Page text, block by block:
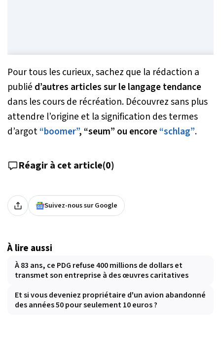
Pour tous les curieux, sachez que la rédaction a
publié d’autres articles sur le langage tendance
dans les cours de récréation. Découvrez sans plus
attendre l’origine et la signification des termes
d’argot“boomer”, “seum” ou encore“schlag”.
Réagir à cet article(0)
Suivez-nous sur Google
À lire aussi
À 83 ans, ce PDG refuse 400 millions de dollars et
transmet son entreprise à des œuvres caritatives
Et si vous deveniez propriétaire d'un avion abandonné
des années 50 pour seulement 10 euros ?